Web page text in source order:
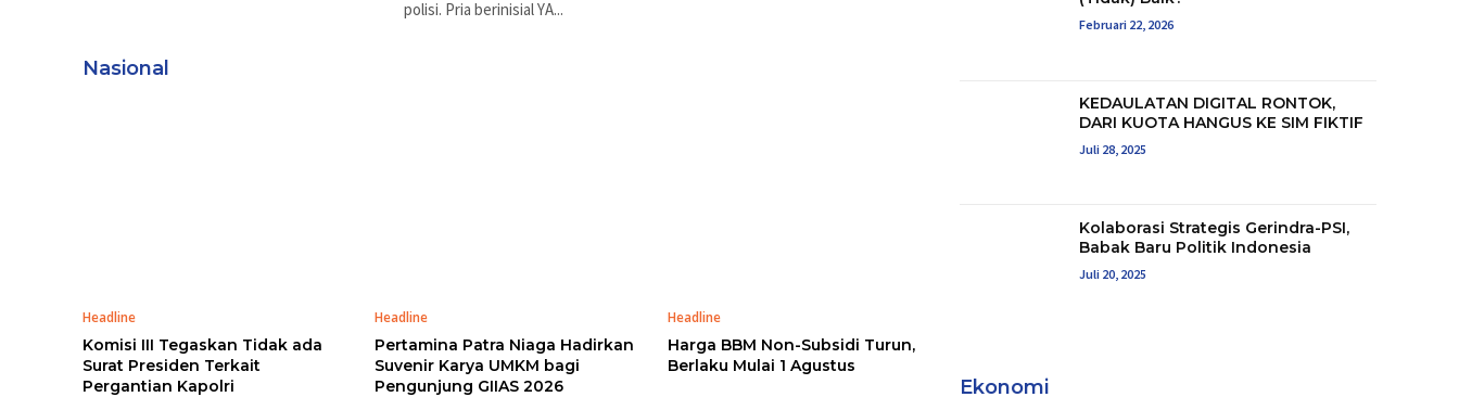
polisi. Pria berinisial YA...
Nasional
Headline
Komisi III Tegaskan Tidak ada
Surat Presiden Terkait
Pergantian Kapolri
Headline
Pertamina Patra Niaga Hadirkan
Suvenir Karya UMKM bagi
Pengunjung GIIAS 2026
Headline
Harga BBM Non-Subsidi Turun,
Berlaku Mulai 1 Agustus
Februari 22, 2026
KEDAULATAN DIGITAL RONTOK,
DARI KUOTA HANGUS KE SIM FIKTIF
Juli 28, 2025
Kolaborasi Strategis Gerindra-PSI,
Babak Baru Politik Indonesia
Juli 20, 2025
Ekonomi